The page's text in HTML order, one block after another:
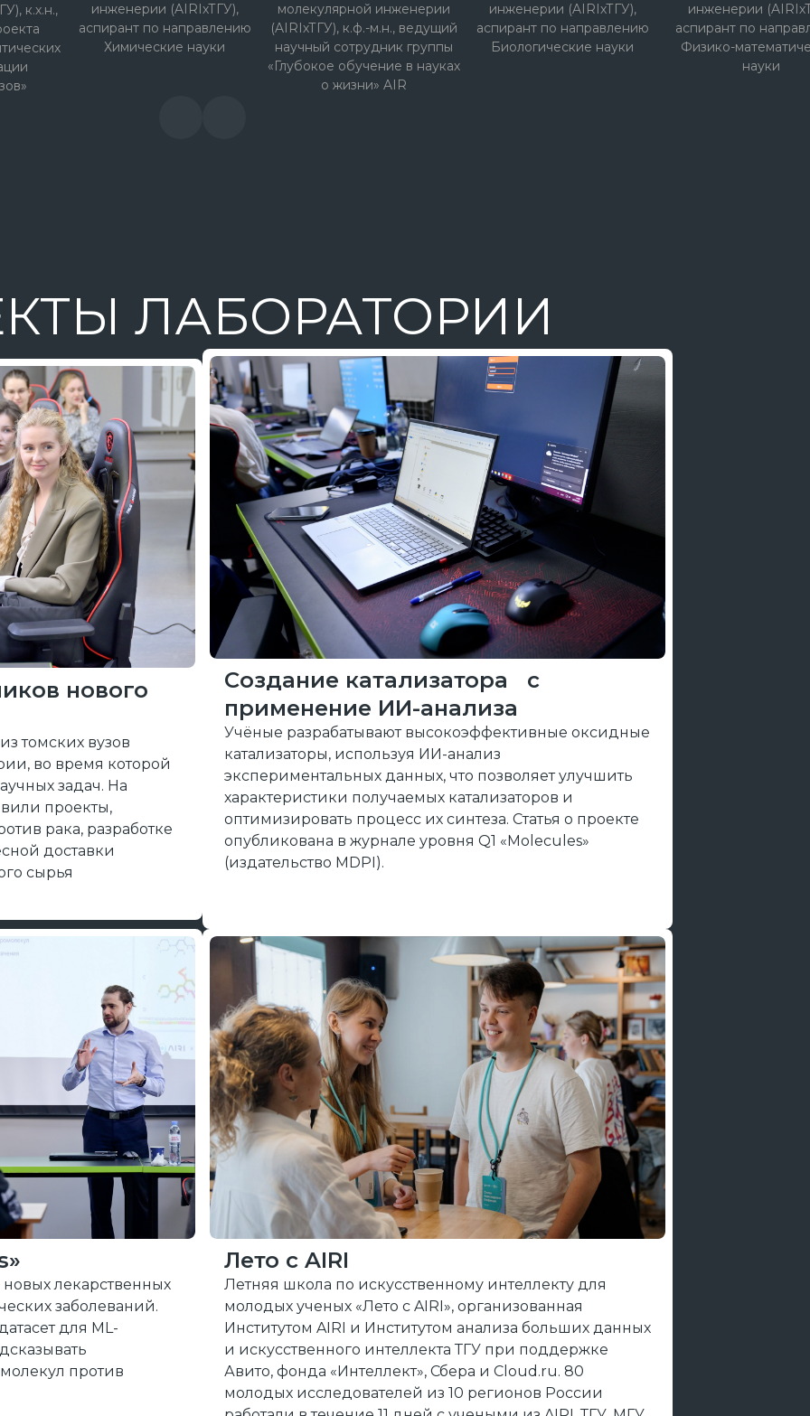
к.х.н.,
инженерии (AIRIхТГУ),
аспирант по направлению
Химические науки
молекулярной инженерии
(AIRIхТГУ), к.ф.-м.н., ведущий
научный сотрудник группы
«Глубокое обучение в науках
о жизни» AIR
инженерии (AIRIхТГУ),
аспирант по направлению
Биологические науки
инженерии
аспирант по
Физико-
науки
ЛАБОРАТОРИИ
нового
томских вузов
во время которой
задач. На
проекты,
рака, разработке
доставки
сырья
Создание катализатора с
применение ИИ-анализа
Учёные разрабатывают высокоэффективные оксидные
катализаторы, используя ИИ-анализ
экспериментальных данных, что позволяет улучшить
характеристики получаемых катализаторов и
оптимизировать процесс их синтеза. Статья о проекте
опубликована в журнале уровня Q1 «Molecules»
(издательство MDPI).
лекарственных
заболеваний.
для ML-
против
Лето с AIRI
Летняя школа по искусственному интеллекту для
молодых ученых «Лето с AIRI», организованная
Институтом AIRI и Институтом анализа больших данных
и искусственного интеллекта ТГУ при поддержке
Авито, фонда «Интеллект», Сбера и Cloud.ru. 80
молодых исследователей из 10 регионов России